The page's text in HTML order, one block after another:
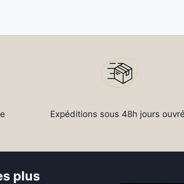
Expéditions sous 48h jours
plus